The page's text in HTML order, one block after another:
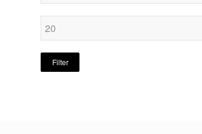
Filter